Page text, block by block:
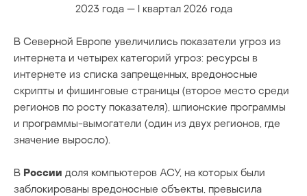
2023 года — I квартал 2026 года
В Северной Европе увеличились показатели угроз из
интернета и четырех категорий угроз: ресурсы в
интернете из списка запрещенных, вредоносные
скрипты и фишинговые страницы (второе место среди
регионов по росту показателя), шпионские программы
и программы-вымогатели (один из двух регионов, где
значение выросло).
В России доля компьютеров АСУ, на которых были
заблокированы вредоносные объекты, превысила